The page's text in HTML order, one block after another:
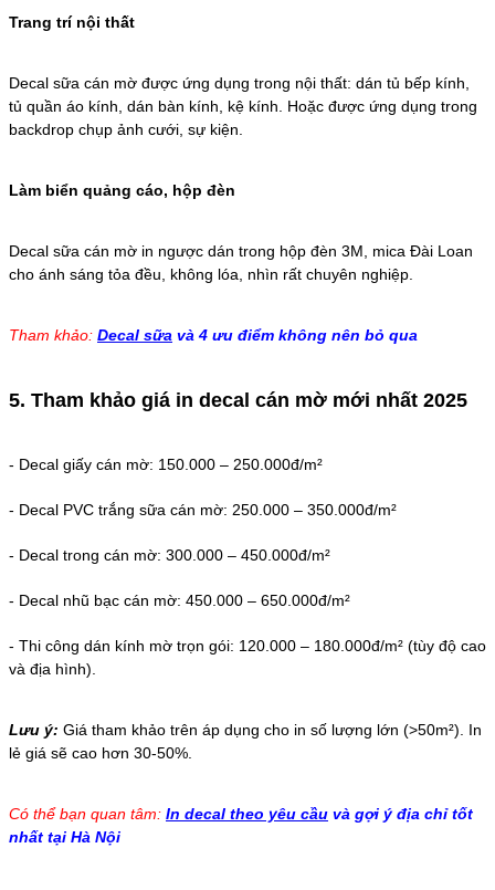
Trang trí nội thất
Decal sữa cán mờ được ứng dụng trong nội thất: dán tủ bếp kính,
tủ quần áo kính, dán bàn kính, kệ kính. Hoặc được ứng dụng trong
backdrop chụp ảnh cưới, sự kiện.
Làm biển quảng cáo, hộp đèn
Decal sữa cán mờ in ngược dán trong hộp đèn 3M, mica Đài Loan
cho ánh sáng tỏa đều, không lóa, nhìn rất chuyên nghiệp.
Tham khảo: Decal sữa và 4 ưu điểm không nên bỏ qua
5. Tham khảo giá in decal cán mờ mới nhất 2025
- Decal giấy cán mờ: 150.000 – 250.000đ/m²
- Decal PVC trắng sữa cán mờ: 250.000 – 350.000đ/m²
- Decal trong cán mờ: 300.000 – 450.000đ/m²
- Decal nhũ bạc cán mờ: 450.000 – 650.000đ/m²
- Thi công dán kính mờ trọn gói: 120.000 – 180.000đ/m² (tùy độ cao
và địa hình).
Lưu ý: Giá tham khảo trên áp dụng cho in số lượng lớn (>50m²). In
lẻ giá sẽ cao hơn 30-50%.
Có thể bạn quan tâm: In decal theo yêu cầu và gợi ý địa chỉ tốt
nhất tại Hà Nội